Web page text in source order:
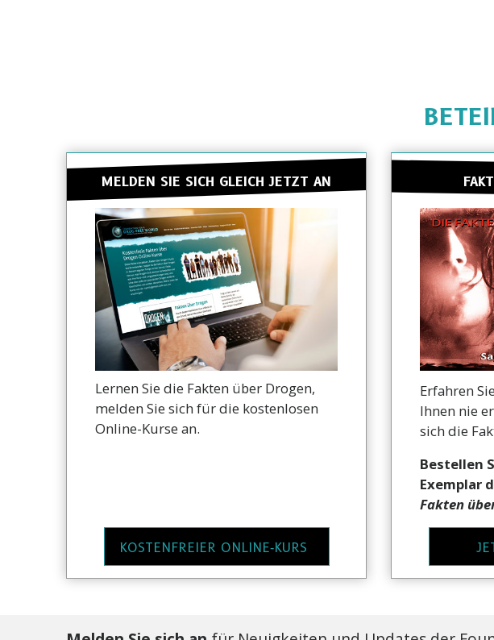
MELDEN SIE SICH GLEICH JETZT AN
Lernen Sie die Fakten über Drogen,
melden Sie sich für die kostenlosen
Online-Kurse an.
KOSTENFREIER ONLINE‑KURS
Erfahren
Ihnen nie
sich die
Bestellen
Exemplar
Fakten